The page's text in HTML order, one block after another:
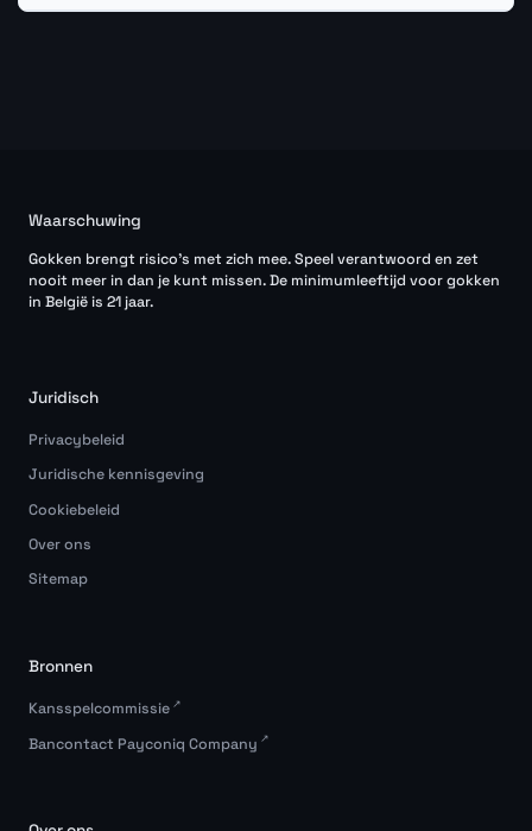
Waarschuwing
Gokken brengt risico's met zich mee. Speel verantwoord en zet
nooit meer in dan je kunt missen. De minimumleeftijd voor gokken
in België is 21 jaar.
Juridisch
Privacybeleid
Juridische kennisgeving
Cookiebeleid
Over ons
Sitemap
Bronnen
Kansspelcommissie
Bancontact Payconiq Company